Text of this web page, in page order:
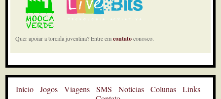
Quer apoiar a torcida juventina? Entre emcontatoconosco.
Início Jogos Viagens SMS Notícias Colunas
Links